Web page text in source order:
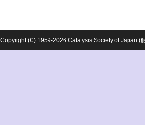
Copyright (C) 1959-2026 Catalysis Society of Japan (